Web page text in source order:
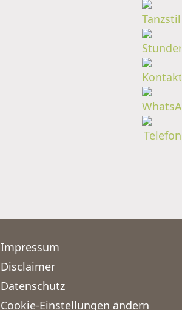
Impressum
Disclaimer
Datenschutz
Cookie-Einstellungen ändern